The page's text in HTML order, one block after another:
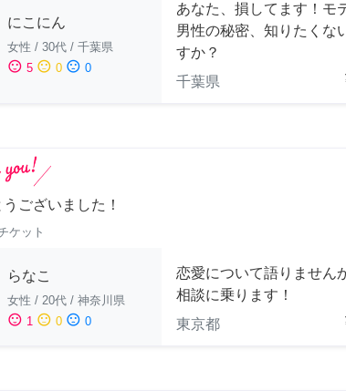
にこにん
女性 / 30代 / 千葉県
sentiment_satisfied 5 sentiment_neutral 0 sentiment_dissatisfied 0
あなた、損してます！モ
男性の秘密、知りたくな
すか？
千葉県
ございました！
ケット
らなこ
女性 / 20代 / 神奈川県
sentiment_satisfied 1 sentiment_neutral 0 sentiment_dissatisfied 0
恋愛について語りません
相談に乗ります！
東京都